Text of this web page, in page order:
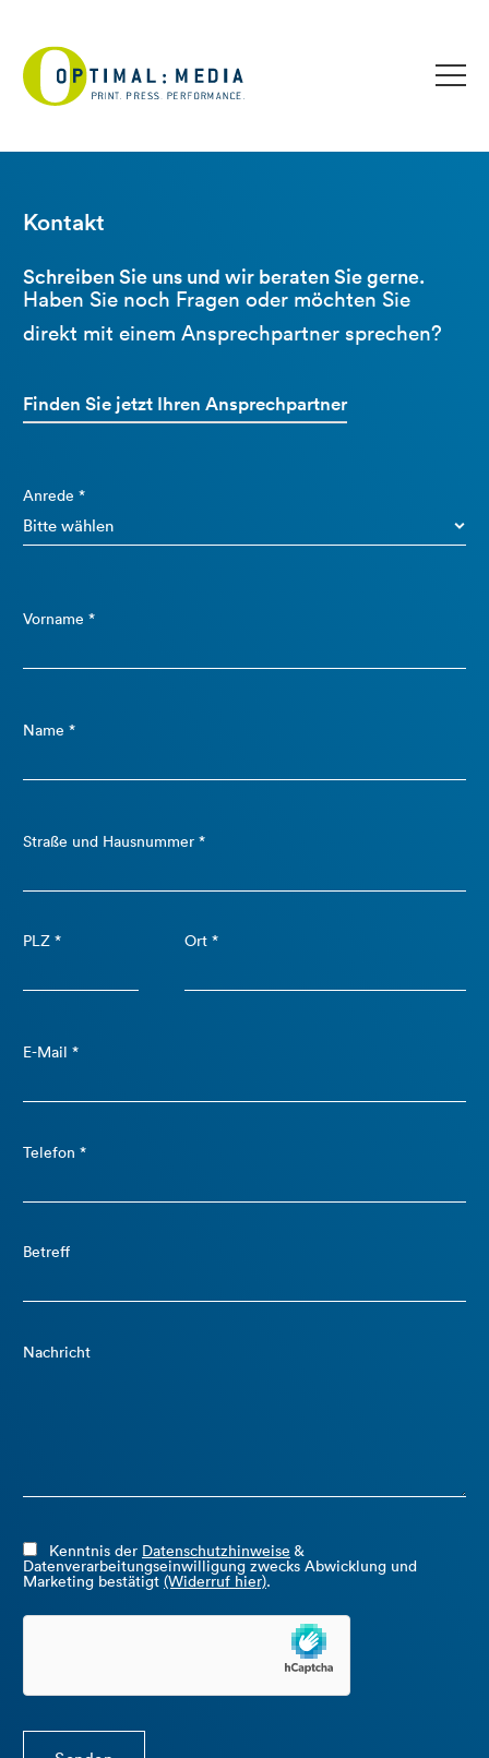
Kontakt
Schreiben Sie uns und wir beraten Sie gerne.
Haben Sie noch Fragen oder möchten Sie
direkt mit einem Ansprechpartner sprechen?
Finden Sie jetzt Ihren Ansprechpartner
Anrede *
Vorname *
Name *
Straße und Hausnummer *
PLZ * Ort *
E-Mail *
Telefon *
Betreff
Nachricht
Kenntnis der Datenschutzhinweise &
Datenverarbeitungseinwilligung zwecks Abwicklung und
Marketing bestätigt (Widerruf hier).